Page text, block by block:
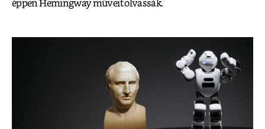
éppen Hemingway műveit olvassák.